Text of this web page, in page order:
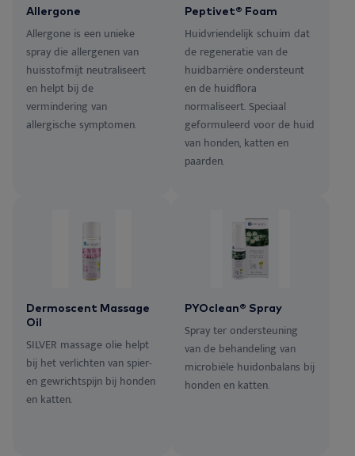
Allergone
Allergone is een unieke
spray die allergenen van
huisstofmijt neutraliseert
en helpt bij de
vermindering van
allergische symptomen.
Peptivet® Foam
Huidvriendelijk schuim dat
de regeneratie van de
huidbarrière ondersteunt
en de huidflora
normaliseert. Speciaal
geformuleerd voor de huid
van honden, katten en
paarden.
Dermoscent Massage
Oil
SILVER massage olie helpt
bij het verlichten van spier-
en gewrichtspijn bij honden
en katten.
PYOclean® Spray
Spray ter ondersteuning
van de behandeling van
microbiële huidonbalans bij
honden en katten.